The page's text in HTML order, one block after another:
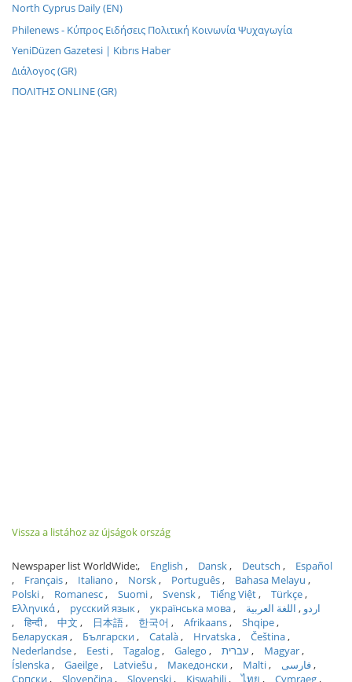
North Cyprus Daily (EN)
Philenews - Κύπρος Ειδήσεις Πολιτική Κοινωνία Ψυχαγωγία
YeniDüzen Gazetesi | Kıbrıs Haber
Διάλογος (GR)
ΠΟΛΙΤΗΣ ONLINE (GR)
Vissza a listához az újságok ország
Newspaper list WorldWide: English Dansk Deutsch
Español
Français
Italiano Norsk Português
Bahasa Melayu
Polski
Romanesc Suomi Svensk Tiếng Việt
Türkçe
Ελληνικά
русский язык українська мова اردو
اللغة العربية
हिन्दी
中文 日本語 한국어 Afrikaans
Shqipe
Беларуская
Български Català Hrvatska
Čeština
Nederlandse
Eesti Tagalog Galego עברית
Magyar
Íslenska
Gaeilge Latviešu Македонски Malti
فارسی
Српски
Slovenčina Slovenski Kiswahili ไทย Cymraeg